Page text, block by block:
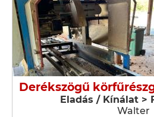
Derékszögű
Eladás / Kínálat >
Walter